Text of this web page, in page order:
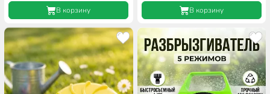
В корзину В корзину